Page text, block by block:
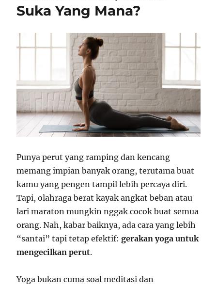
Suka Yang Mana?
Punya perut yang ramping dan kencang
memang impian banyak orang, terutama buat
kamu yang pengen tampil lebih percaya diri.
Tapi, olahraga berat kayak angkat beban atau
lari maraton mungkin nggak cocok buat semua
orang. Nah, kabar baiknya, ada cara yang lebih
“santai” tapi tetap efektif:gerakan yoga untuk
mengecilkan perut.
Yoga bukan cuma soal meditasi dan